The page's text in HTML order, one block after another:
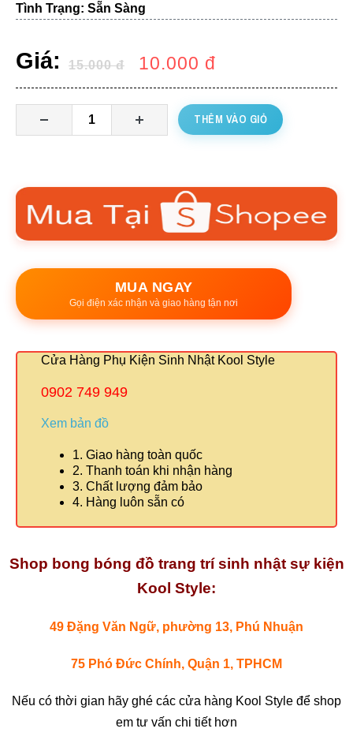
Tình Trạng: Sẵn Sàng
Giá: 15.000đ 10.000 đ
THÊM VÀO GIỎ
MUA NGAY
Gọi điện xác nhận và giao hàng tận nơi
Cửa Hàng Phụ Kiện Sinh Nhật Kool Style
0902 749 949
Xem bản đồ
1. Giao hàng toàn quốc
2. Thanh toán khi nhận hàng
3. Chất lượng đảm bảo
4. Hàng luôn sẵn có
Shop bong bóng đồ trang trí sinh nhật sự kiện
Kool Style:
49 Đặng Văn Ngữ, phường 13, Phú Nhuận
75 Phó Đức Chính, Quận 1, TPHCM
Nếu có thời gian hãy ghé các cửa hàng Kool Style để shop
em tư vấn chi tiết hơn